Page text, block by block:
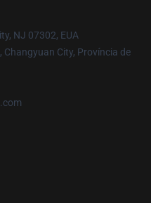
NJ 07302, EUA
Changyuan City, Província de